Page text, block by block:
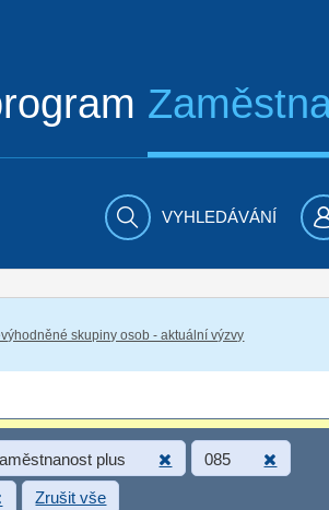
VYHLEDÁVÁNÍ
skupiny osob - aktuální výzvy
plus 085
Zrušit vše